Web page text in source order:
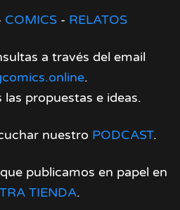
COMICS- RELATOS
a través del email
.
las propuestas e ideas.
nuestro PODCAST.
publicamos en papel en
TIENDA.